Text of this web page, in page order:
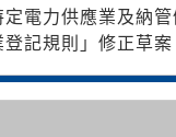
力供應業及納管儲能
記規則」修正草案